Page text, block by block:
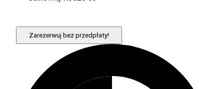
Zarezerwuj bez przedpłaty!